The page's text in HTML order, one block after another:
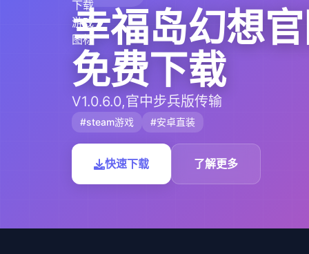
幸福岛幻想
免费下载
V1.0.6.0,官中步兵版传输
#steam游戏 #安卓直装
快速下载 了解更多